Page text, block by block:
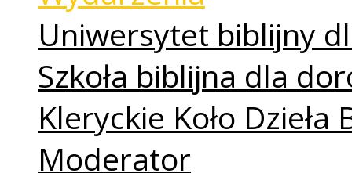
Uniwersytet biblijny
Szkoła biblijna dla
Kleryckie Koło
Moderator